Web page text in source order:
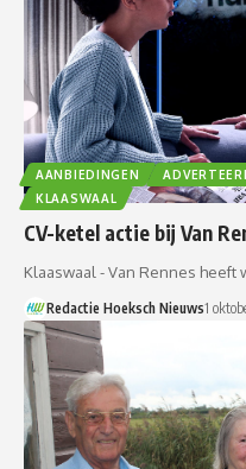
AANBIEDINGEN
KLAASWAAL
CV-ketel actie bij Van
Klaaswaal - Van Rennes
Redactie Hoeksch Nieuws1